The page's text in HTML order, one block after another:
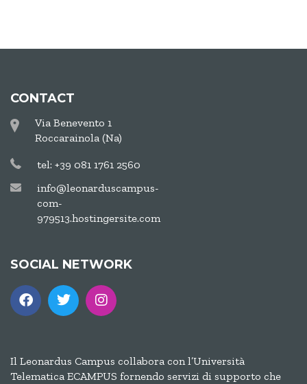
CONTACT
Via Benevento 1
Roccarainola (Na)
tel: +39 081 1761 2560
info@leonarduscampus-
com-
979513.hostingersite.com
SOCIAL NETWORK
Il Leonardus Campus collabora con l’Università
Telematica ECAMPUS fornendo servizi di supporto che